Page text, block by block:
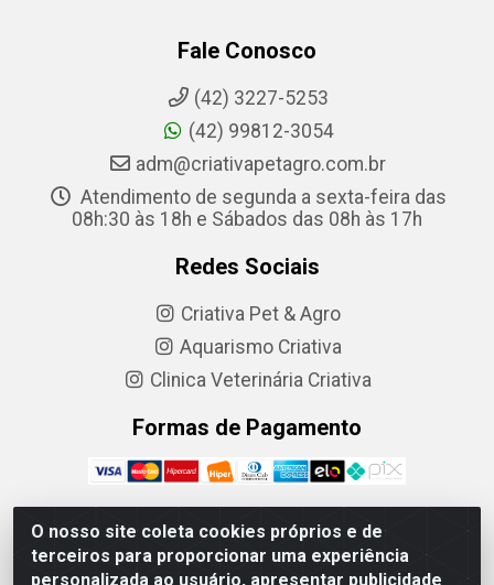
O nosso site coleta cookies próprios e de
terceiros para proporcionar uma experiência
personalizada ao usuário, apresentar publicidade
Fale Conosco
(42) 3227-5253
(42) 99812-3054
adm@criativapetagro.com.br
Atendimento de segunda a sexta-feira das
08h:30 às 18h e Sábados das 08h às 17h
Redes Sociais
Criativa Pet & Agro
Aquarismo Criativa
Clinica Veterinária Criativa
Formas de Pagamento
Criativa Produtos Agropecuarios LTDA - R. Barão do
Cerro Azul, 1083 - Centro, Ponta Grossa - PR, 84010-210